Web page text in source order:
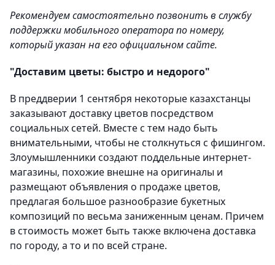
Рекомендуем самостоятельно позвонить в службу
поддержки мобильного оператора по номеру,
который указан на его официальном сайте.
"Доставим цветы: быстро и недорого"
В преддверии 1 сентября некоторые казахстанцы
заказывают доставку цветов посредством
социальных сетей. Вместе с тем надо быть
внимательными, чтобы не столкнуться с фишингом.
Злоумышленники создают поддельные интернет-
магазины, похожие внешне на оригиналы и
размещают объявления о продаже цветов,
предлагая большое разнообразие букетных
композиций по весьма заниженным ценам. Причем
в стоимость может быть также включена доставка
по городу, а то и по всей стране.